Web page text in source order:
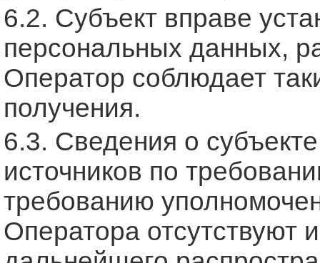
6.2. Субъект вправе
персональных данных,
Оператор соблюдает
получения.
6.3. Сведения о
источников по
требованию
Оператора отсутствуют